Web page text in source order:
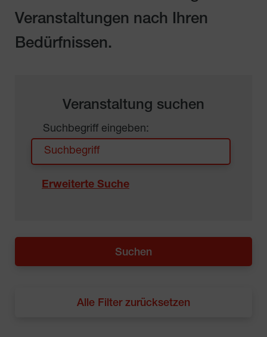
Veranstaltungen nach Ihren
Bedürfnissen.
Veranstaltung suchen
Suchbegriff eingeben:
Erweiterte Suche
Alle Filter zurücksetzen